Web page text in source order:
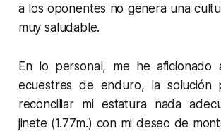
a los oponentes no genera una
muy saludable.
En lo personal, me he aficionado
ecuestres de enduro, la solución
reconciliar mi estatura nada
jinete (1.77m.) con mi deseo de